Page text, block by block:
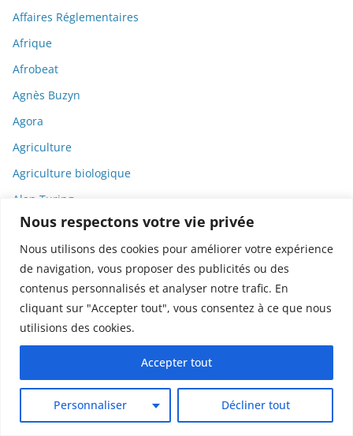
Nous respectons votre vie privée
Nous utilisons des cookies pour améliorer votre expérience
de navigation, vous proposer des publicités ou des
contenus personnalisés et analyser notre trafic. En
cliquant sur "Accepter tout", vous consentez à ce que nous
utilisions des cookies.
Personnaliser Décliner tout
Accepter tout
Affaires Réglementaires
Afrique
Afrobeat
Agnès Buzyn
Agora
Agriculture
Agriculture biologique
Alan Turing
Albert Einstein
Alcool
algorithmes
Alimentation
Allemagne
Amazon